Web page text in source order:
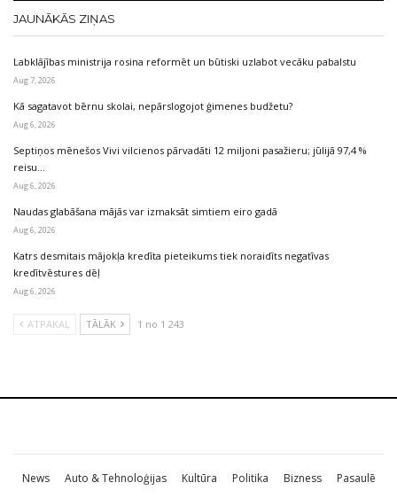
JAUNĀKĀS ZIŅAS
Labklājības ministrija rosina reformēt un būtiski uzlabot vecāku pabalstu
Aug 7, 2026
Kā sagatavot bērnu skolai, nepārslogojot ģimenes budžetu?
Aug 6, 2026
Septiņos mēnešos Vivi vilcienos pārvadāti 12 miljoni pasažieru; jūlijā 97,4 %
reisu…
Aug 6, 2026
Naudas glabāšana mājās var izmaksāt simtiem eiro gadā
Aug 6, 2026
Katrs desmitais mājokļa kredīta pieteikums tiek noraidīts negatīvas
kredītvēstures dēļ
Aug 6, 2026
ATPAKAĻ TĀLĀK 1 no 1 243
News Auto & Tehnoloģijas Kultūra Politika Bizness
Pasaulē